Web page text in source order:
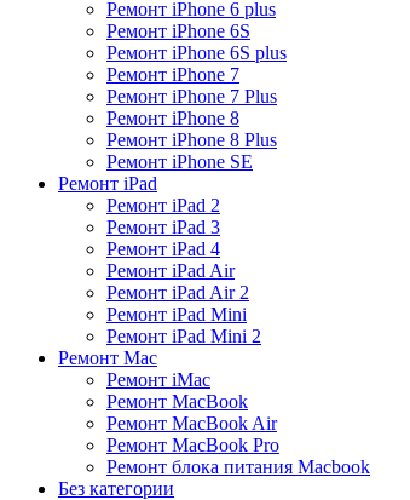
Ремонт iPhone 6 plus
Ремонт iPhone 6S
Ремонт iPhone 6S plus
Ремонт iPhone 7
Ремонт iPhone 7 Plus
Ремонт iPhone 8
Ремонт iPhone 8 Plus
Ремонт iPhone SE
Ремонт iPad
Ремонт iPad 2
Ремонт iPad 3
Ремонт iPad 4
Ремонт iPad Air
Ремонт iPad Air 2
Ремонт iPad Mini
Ремонт iPad Mini 2
Ремонт Mac
Ремонт iMac
Ремонт MacBook
Ремонт MacBook Air
Ремонт MacBook Pro
Ремонт блока питания Macbook
Без категории